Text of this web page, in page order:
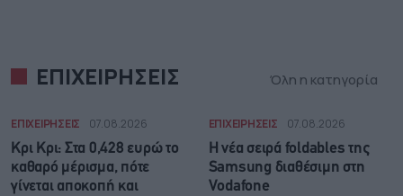
ΕΠΙΧΕΙΡΗΣΕΙΣ Όλη η κατηγορία
ΕΠΙΧΕΙΡΗΣΕΙΣ 07.08.2026
Κρι Κρι: Στα 0,428 ευρώ το
καθαρό μέρισμα, πότε
γίνεται αποκοπή και
ΕΠΙΧΕΙΡΗΣΕΙΣ 07.08.2026
Η νέα σειρά foldables της
Samsung διαθέσιμη στη
Vodafone